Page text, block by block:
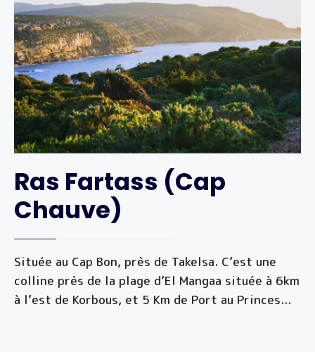
Ras Fartass (Cap
Chauve)
Située au Cap Bon, près de Takelsa. C’est une
colline près de la plage d’El Mangaa située à 6km
à l’est de Korbous, et 5 Km de Port au Princes...